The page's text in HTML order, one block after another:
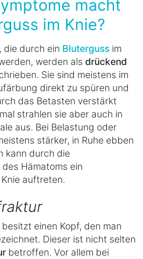
macht
im Knie?
, die durch ein Bluterguss im
werden als drückend
Sie sind meistens im
direkt zu spüren und
das Betasten verstärkt
strahlen sie aber auch in
aus. Bei Belastung oder
stärker, in Ruhe ebben
kann durch die
Hämatoms ein
Knie auftreten.
einen Kopf, den man
Dieser ist nicht selten
betroffen. Vor allem bei